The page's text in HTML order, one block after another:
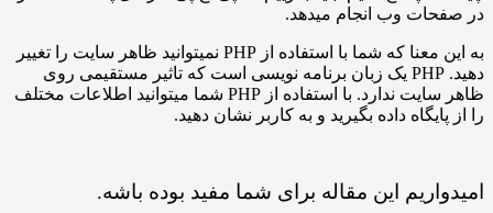
وب انجام میدهد.
به این معنا که شما با استفاده از PHP نمیتوانید ظاهر سایت را تغییر
دهید. PHP یک زبان برنامه نویسی است که تاثیر مستقیمی روی
ظاهر سایت ندارد. با استفاده از PHP شما میتوانید اطلاعات مختلف
داده بگیرید و به کاربر نشان دهید.
این مقاله برای شما مفید بوده باشه.